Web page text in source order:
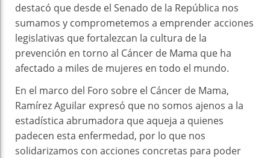
destacó que desde el Senado de la República nos
sumamos y comprometemos a emprender acciones
legislativas que fortalezcan la cultura de la
prevención en torno al Cáncer de Mama que ha
afectado a miles de mujeres en todo el mundo.
En el marco del Foro sobre el Cáncer de Mama,
Ramírez Aguilar expresó que no somos ajenos a la
estadística abrumadora que aqueja a quienes
padecen esta enfermedad, por lo que nos
solidarizamos con acciones concretas para poder